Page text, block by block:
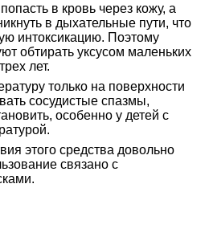
в кровь через кожу, а
в дыхательные пути, что
интоксикацию. Поэтому
обтирать уксусом маленьких
лет.
только на поверхности
сосудистые спазмы,
особенно у детей с
этого средства довольно
связано с